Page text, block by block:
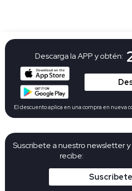
Suscribete a nuestro newsletter y
recibe:
Suscribete
Descarga la APP y obtén:
El descuento aplica en una compra en nueva